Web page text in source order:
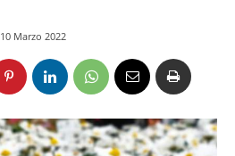
10 Marzo 2022